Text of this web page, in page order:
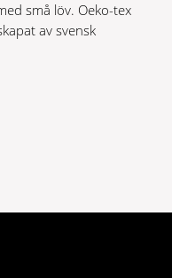
små löv. Oeko-tex
av svensk